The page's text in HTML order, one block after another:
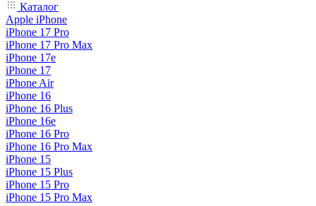
Каталог
Apple iPhone
iPhone 17 Pro
iPhone 17 Pro Max
iPhone 17e
iPhone 17
iPhone Air
iPhone 16
iPhone 16 Plus
iPhone 16e
iPhone 16 Pro
iPhone 16 Pro Max
iPhone 15
iPhone 15 Plus
iPhone 15 Pro
iPhone 15 Pro Max